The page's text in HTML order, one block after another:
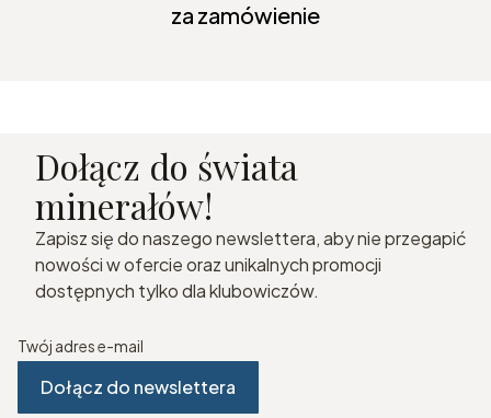
za zamówienie
Dołącz do świata
minerałów!
Zapisz się do naszego newslettera, aby nie przegapić
nowości w ofercie oraz unikalnych promocji
dostępnych tylko dla klubowiczów.
Twój adres e-mail
Dołącz do newslettera